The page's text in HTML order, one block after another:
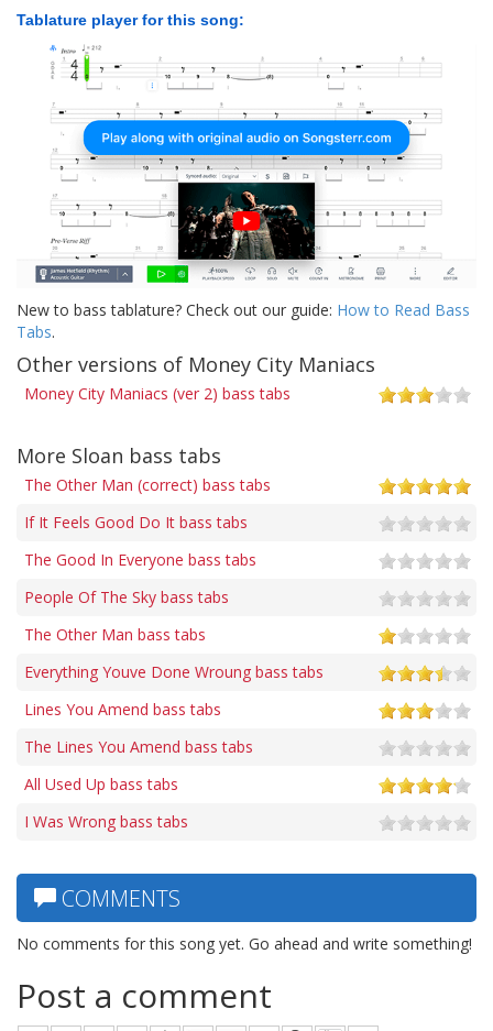
Tablature player for this song:
New to bass tablature? Check out our guide: How to Read Bass
Tabs.
Other versions of Money City Maniacs
Money City Maniacs (ver 2) bass tabs
More Sloan bass tabs
The Other Man (correct) bass tabs
If It Feels Good Do It bass tabs
The Good In Everyone bass tabs
People Of The Sky bass tabs
The Other Man bass tabs
Everything Youve Done Wroung bass tabs
Lines You Amend bass tabs
The Lines You Amend bass tabs
All Used Up bass tabs
I Was Wrong bass tabs
COMMENTS
No comments for this song yet. Go ahead and write something!
Post a comment